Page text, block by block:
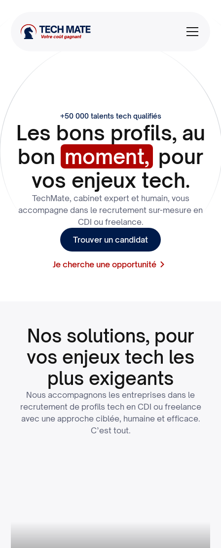
+50 000 talents tech qualifiés
Les bons profils,au
bon moment, pour
vos enjeux tech.
TechMate, cabinet expert et humain, vous
accompagne dans le recrutement sur-mesure en
CDI ou freelance.
Trouver un candidat
Je cherche une opportunité
Nos solutions, pour
vos enjeux tech les
plus exigeants
Nous accompagnons les entreprises dans le
recrutement de profils tech en CDI ou freelance
avec une approche ciblée, humaine et efficace.
C’est tout.